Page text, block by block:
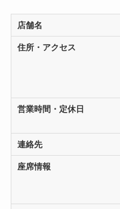
店舗名
住所・アクセス
営業時間・定休日
連絡先
座席情報